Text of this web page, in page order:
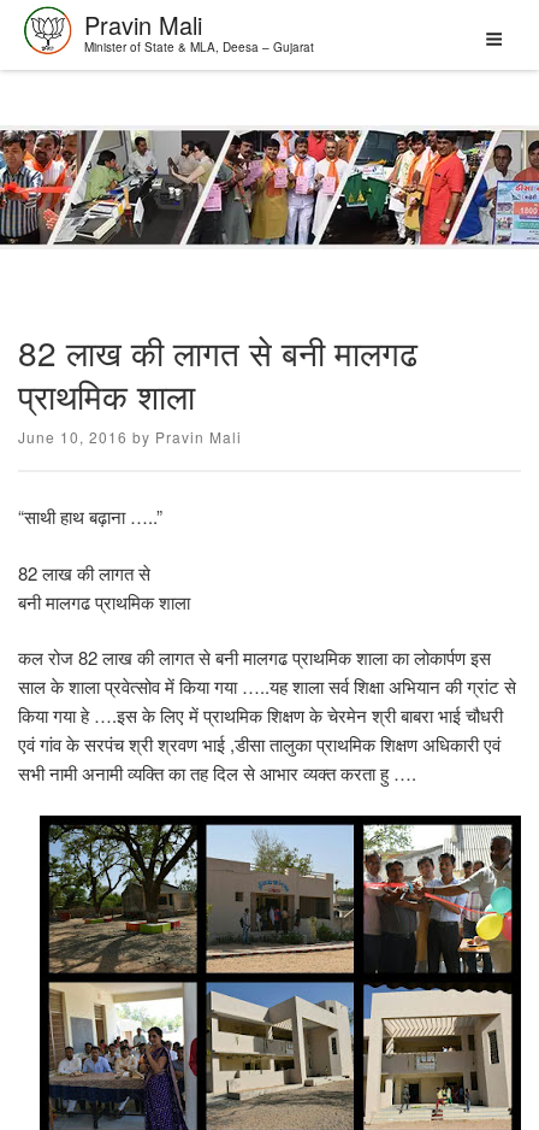
Skip
to
content
Pravin Mali
Minister of State & MLA, Deesa – Gujarat
82 लाख की लागत से बनी मालगढ
प्राथमिक शाला
Posted
June 10, 2016 by Pravin Mali
“साथी हाथ बढ़ाना …..”
82 लाख की लागत से
बनी मालगढ प्राथमिक शाला
कल रोज 82 लाख की लागत से बनी मालगढ प्राथमिक शाला का लोकार्पण इस
साल के शाला प्रवेत्सोव में किया गया …..यह शाला सर्व शिक्षा अभियान की ग्रांट से
किया गया हे ….इस के लिए में प्राथमिक शिक्षण के चेरमेन श्री बाबरा भाई चौधरी
एवं गांव के सरपंच श्री श्रवण भाई ,डीसा तालुका प्राथमिक शिक्षण अधिकारी एवं
सभी नामी अनामी व्यक्ति का तह दिल से आभार व्यक्त करता हु ….